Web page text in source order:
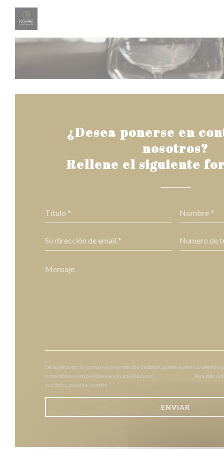
Personalización de sus opciones de cookies
¿Desea ponerse en
nosotros?
Rellene el siguiente
De acuerdo con la normativa de protección de datos, puede ejercer su derecho
comerciales inscribiéndose en la Lista Robinson:
. Para más
sus datos, consulte nuestra